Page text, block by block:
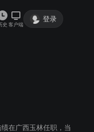
史 客户端
登录
在广西玉林任职，当